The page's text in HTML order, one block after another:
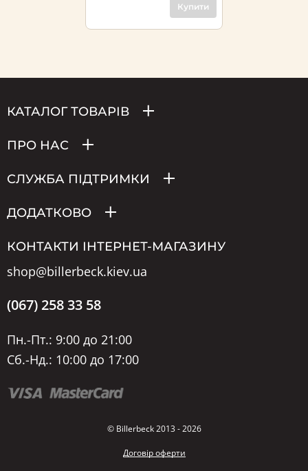
Купити
КАТАЛОГ ТОВАРІВ
ПРО НАС
СЛУЖБА ПІДТРИМКИ
ДОДАТКОВО
КОНТАКТИ ІНТЕРНЕТ-МАГАЗИНУ
shop@billerbeck.kiev.ua
(067) 258 33 58
Пн.-Пт.: 9:00 до 21:00
Сб.-Нд.: 10:00 до 17:00
© Billerbeck 2013 - 2026
Договір оферти